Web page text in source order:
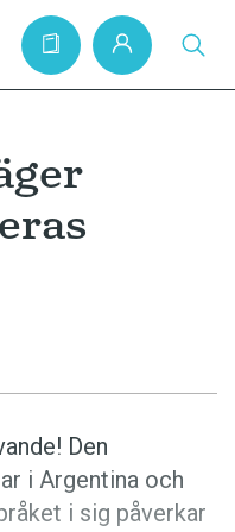
Den
i Argentina och
i sig påverkar